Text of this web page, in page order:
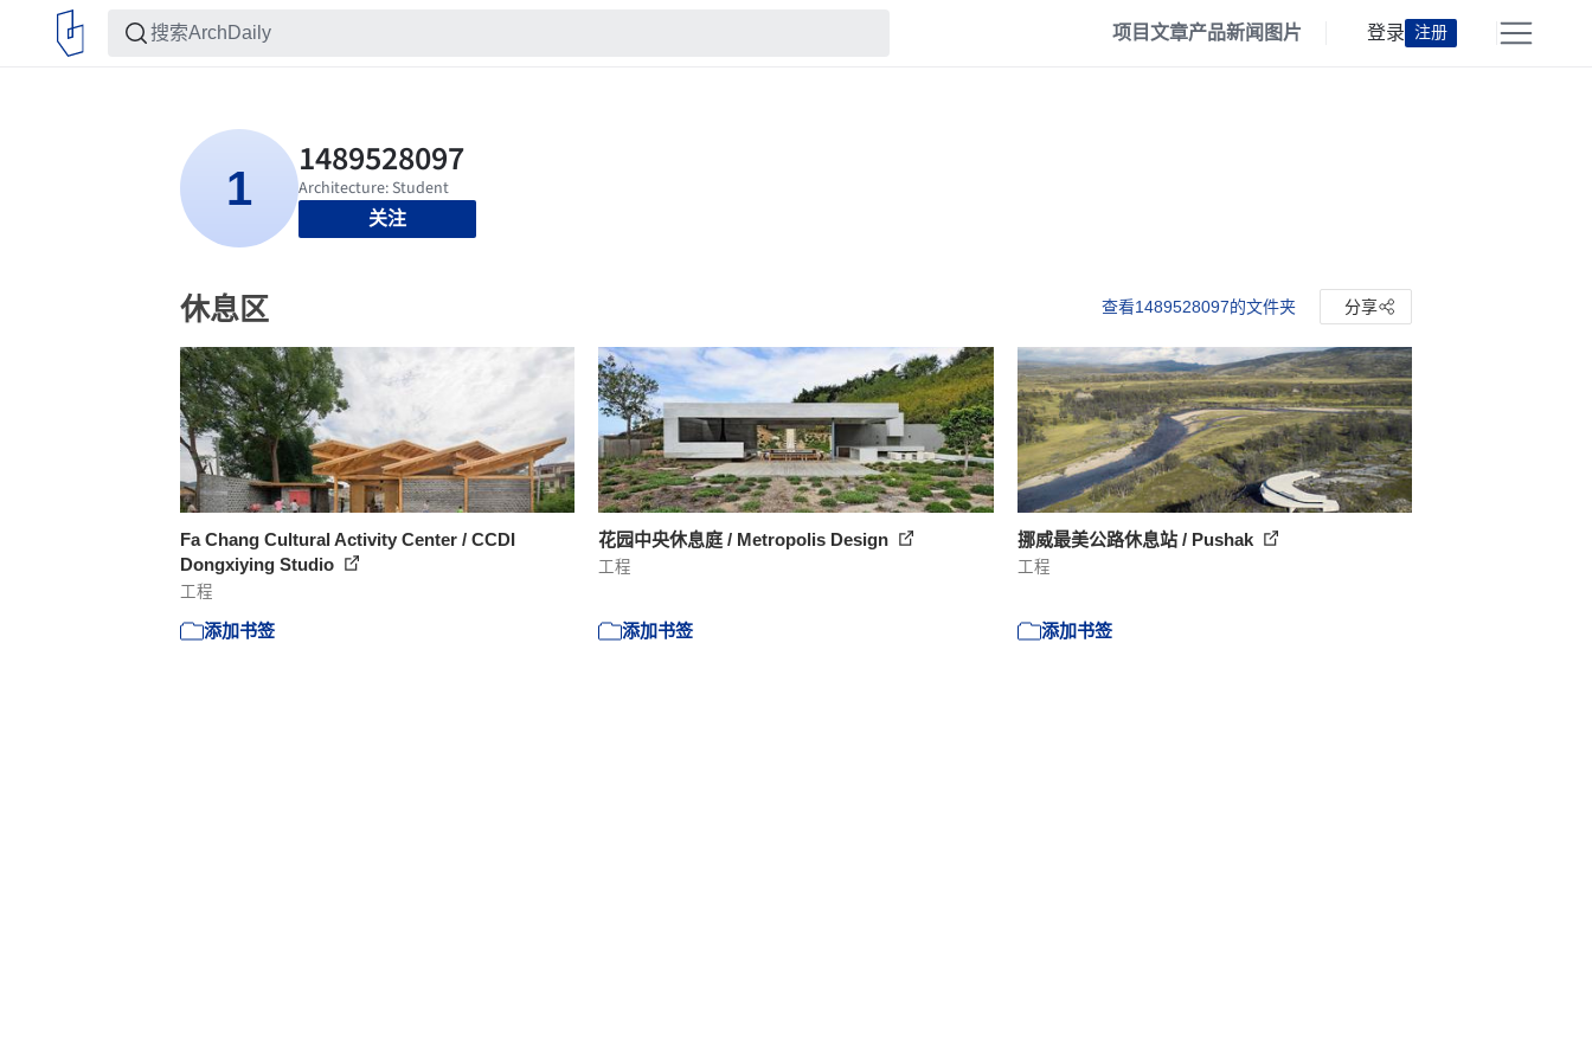
项目文章产品新闻 图片 登录 注册
关注
休息区 查看1489528097的文件夹 分享
Fa Chang Cultural Activity Center / CCDI
Dongxiying Studio
工程
添加书签
花园中央休息庭 / Metropolis Design
工程
添加书签
挪威最美公路休息站 / Pushak
工程
添加书签